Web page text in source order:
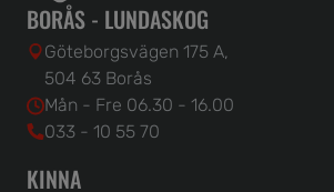
BORÅS - LUNDASKOG
Göteborgsvägen 175 A,
504 63 Borås
Mån - Fre 06.30 - 16.00
033 - 10 55 70
KINNA